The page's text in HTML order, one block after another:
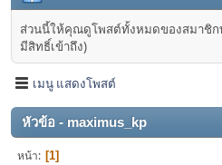
ส่วนนี้ให้คุณดูโพสต์ทั้งหมดของสมาชิ
มีสิทธิ์เข้าถึง)
เมนู แสดงโพสต์
หัวข้อ - maximus_kp
หน้า 1